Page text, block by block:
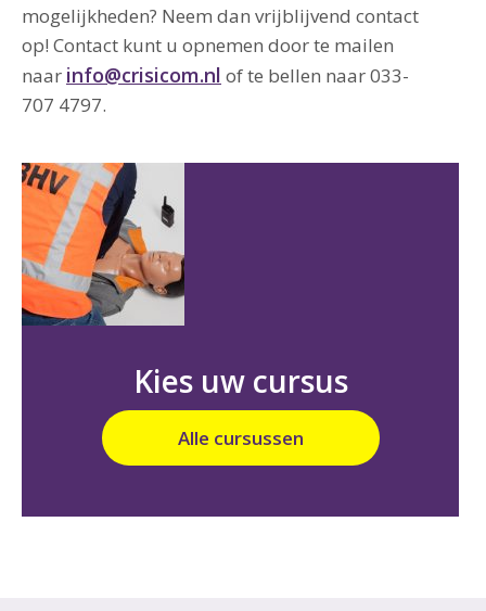
mogelijkheden? Neem dan vrijblijvend contact
op! Contact kunt u opnemen door te mailen
naar info@crisicom.nl of te bellen naar 033-
707 4797.
Kies uw cursus
Alle cursussen